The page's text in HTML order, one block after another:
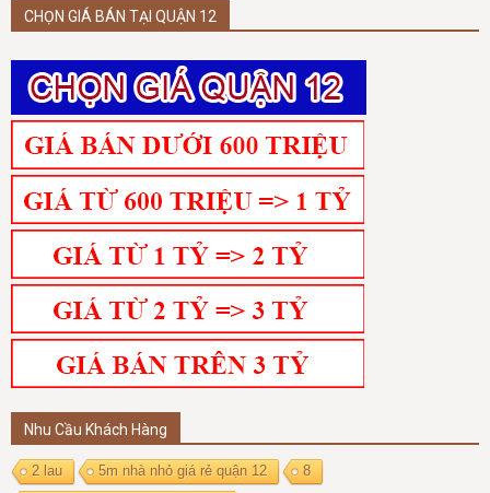
CHỌN GIÁ BÁN TẠI QUẬN 12
Nhu Cầu Khách Hàng
2 lau 5m nhà nhỏ giá rẻ quận 12
8